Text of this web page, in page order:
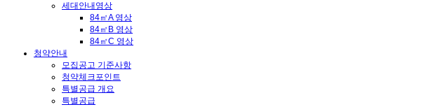
세대안내영상
84㎡A 영상
84㎡B 영상
84㎡C 영상
청약안내
모집공고 기준사항
청약체크포인트
특별공급 개요
특별공급